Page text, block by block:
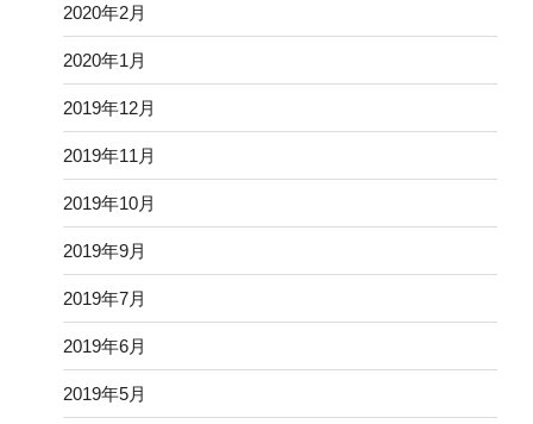
2020年2月
2020年1月
2019年12月
2019年11月
2019年10月
2019年9月
2019年7月
2019年6月
2019年5月